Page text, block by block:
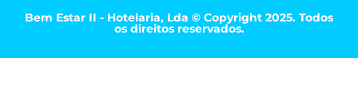
Bem Estar II - Hotelaria, Lda © Copyright 2025. Todos
os direitos reservados.